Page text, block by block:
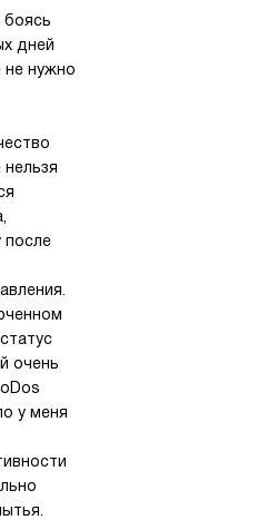
боясь
дней
нужно
после
очень
у меня